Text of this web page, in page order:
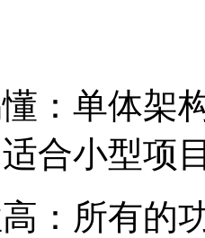
：单体架
合小型项
：所有的